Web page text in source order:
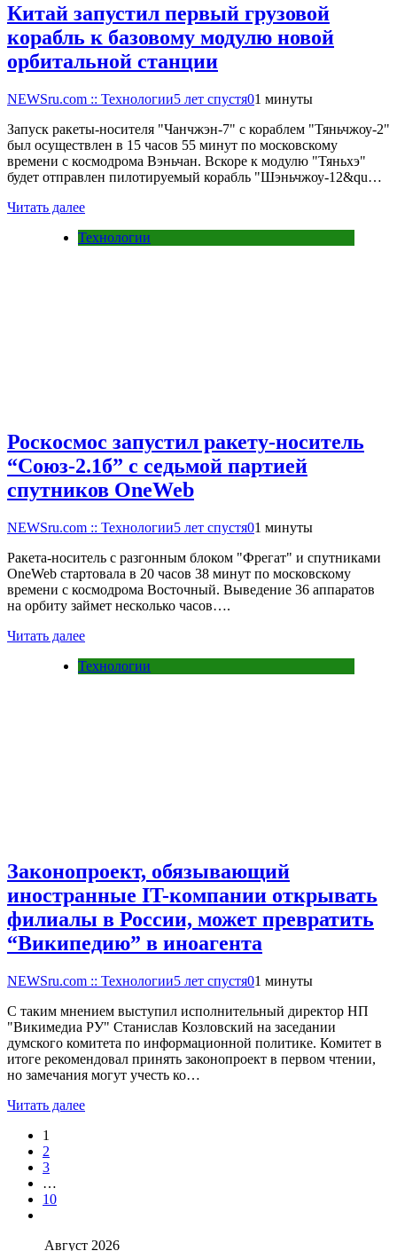
Китай запустил первый грузовой
корабль к базовому модулю новой
орбитальной станции
NEWSru.com :: Технологии5 лет спустя01 минуты
Запуск ракеты-носителя "Чанчжэн-7" с кораблем "Тяньчжоу-2"
был осуществлен в 15 часов 55 минут по московскому
времени с космодрома Вэньчан. Вскоре к модулю "Тяньхэ"
будет отправлен пилотируемый корабль "Шэньчжоу-12&qu…
Читать далее
Технологии
Роскосмос запустил ракету-носитель
“Союз-2.1б” с седьмой партией
спутников OneWeb
NEWSru.com :: Технологии5 лет спустя01 минуты
Ракета-носитель с разгонным блоком "Фрегат" и спутниками
OneWeb стартовала в 20 часов 38 минут по московскому
времени с космодрома Восточный. Выведение 36 аппаратов
на орбиту займет несколько часов….
Читать далее
Технологии
Законопроект, обязывающий
иностранные IT-компании открывать
филиалы в России, может превратить
“Википедию” в иноагента
NEWSru.com :: Технологии5 лет спустя01 минуты
С таким мнением выступил исполнительный директор НП
"Викимедиа РУ" Станислав Козловский на заседании
думского комитета по информационной политике. Комитет в
итоге рекомендовал принять законопроект в первом чтении,
но замечания могут учесть ко…
Читать далее
1
2
3
…
10
Август 2026